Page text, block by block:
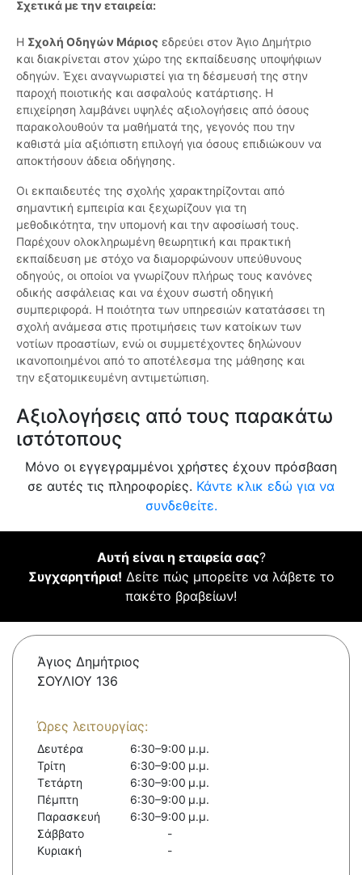
Σχετικά με την εταιρεία:
Η Σχολή Οδηγών Μάριος εδρεύει στον Άγιο Δημήτριο
και διακρίνεται στον χώρο της εκπαίδευσης υποψήφιων
οδηγών. Έχει αναγνωριστεί για τη δέσμευσή της στην
παροχή ποιοτικής και ασφαλούς κατάρτισης. Η
επιχείρηση λαμβάνει υψηλές αξιολογήσεις από όσους
παρακολουθούν τα μαθήματά της, γεγονός που την
καθιστά μία αξιόπιστη επιλογή για όσους επιδιώκουν να
αποκτήσουν άδεια οδήγησης.
Οι εκπαιδευτές της σχολής χαρακτηρίζονται από
σημαντική εμπειρία και ξεχωρίζουν για τη
μεθοδικότητα, την υπομονή και την αφοσίωσή τους.
Παρέχουν ολοκληρωμένη θεωρητική και πρακτική
εκπαίδευση με στόχο να διαμορφώνουν υπεύθυνους
οδηγούς, οι οποίοι να γνωρίζουν πλήρως τους κανόνες
οδικής ασφάλειας και να έχουν σωστή οδηγική
συμπεριφορά. Η ποιότητα των υπηρεσιών κατατάσσει τη
σχολή ανάμεσα στις προτιμήσεις των κατοίκων των
νοτίων προαστίων, ενώ οι συμμετέχοντες δηλώνουν
ικανοποιημένοι από το αποτέλεσμα της μάθησης και
την εξατομικευμένη αντιμετώπιση.
Αξιολογήσεις από τους παρακάτω
ιστότοπους
Μόνο οι εγγεγραμμένοι χρήστες έχουν πρόσβαση
σε αυτές τις πληροφορίες. Κάντε κλικ εδώ για να
συνδεθείτε.
Αυτή είναι η εταιρεία σας?
Συγχαρητήρια! Δείτε πώς μπορείτε να λάβετε το
πακέτο βραβείων!
Άγιος Δημήτριος
ΣΟΥΛΙΟΥ 136
Ώρες λειτουργίας:
Δευτέρα
6:30–9:00 μ.μ.
Τρίτη
6:30–9:00 μ.μ.
Τετάρτη
6:30–9:00 μ.μ.
Πέμπτη
6:30–9:00 μ.μ.
Παρασκευή
6:30–9:00 μ.μ.
Σάββατο
-
Κυριακή
-